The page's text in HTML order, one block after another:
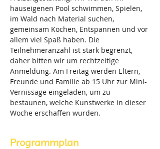
hauseigenen Pool schwimmen, Spielen,
im Wald nach Material suchen,
gemeinsam Kochen, Entspannen und vor
allem viel Spaß haben. Die
Teilnehmeranzahl ist stark begrenzt,
daher bitten wir um rechtzeitige
Anmeldung. Am Freitag werden Eltern,
Freunde und Familie ab 15 Uhr zur Mini-
Vernissage eingeladen, um zu
bestaunen, welche Kunstwerke in dieser
Woche erschaffen wurden.
Programmplan